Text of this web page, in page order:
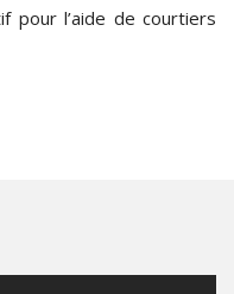
pour l’aide de courtiers